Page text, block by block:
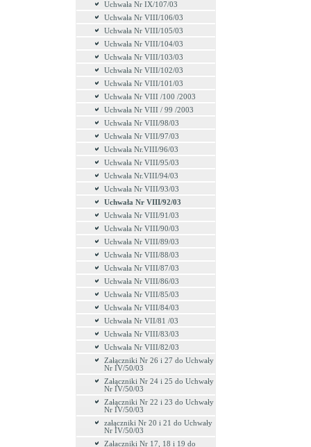
Uchwała Nr IX/107/03
Uchwała Nr VIII/106/03
Uchwała Nr VIII/105/03
Uchwała Nr VIII/104/03
Uchwała Nr VIII/103/03
Uchwała Nr VIII/102/03
Uchwała Nr VIII/101/03
Uchwała Nr VIII /100 /2003
Uchwała Nr VIII / 99 /2003
Uchwała Nr VIII/98/03
Uchwała Nr VIII/97/03
Uchwała Nr.VIII/96/03
Uchwała Nr VIII/95/03
Uchwała Nr.VIII/94/03
Uchwała Nr VIII/93/03
Uchwała Nr VIII/92/03
Uchwała Nr VIII/91/03
Uchwała Nr VIII/90/03
Uchwała Nr VIII/89/03
Uchwała Nr VIII/88/03
Uchwała Nr VIII/87/03
Uchwała Nr VIII/86/03
Uchwała Nr VIII/85/03
Uchwała Nr VIII/84/03
Uchwała Nr VII/81 /03
Uchwała Nr VIII/83/03
Uchwała Nr VIII/82/03
Załączniki Nr 26 i 27 do Uchwały
Nr IV/50/03
Załączniki Nr 24 i 25 do Uchwały
Nr IV/50/03
Załączniki Nr 22 i 23 do Uchwały
Nr IV/50/03
załączniki Nr 20 i 21 do Uchwały
Nr IV/50/03
Załaczniki Nr 17, 18 i 19 do